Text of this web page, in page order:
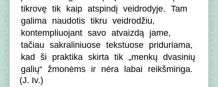
tikrovę tik kaip atspindį veidrodyje. Tam
galima naudotis tikru veidrodžiu,
kontempliuojant savo atvaizdą jame,
tačiau sakraliniuose tekstuose priduriama,
kad
ši praktika skirta tik „menkų dvasinių
galių“ žmonėms ir nėra labai
reikšminga.
(J. Iv.)